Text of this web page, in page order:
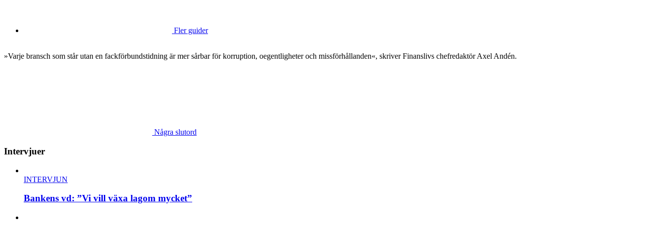
Fler guider
»Varje bransch som står utan en fackförbundstidning är mer sårbar för korruption, oegentligheter och missförhållanden«, skriver Finanslivs chefredaktör Axel Andén.
Några slutord
Intervjuer
INTERVJUN
Bankens vd: ”Vi vill växa lagom mycket”